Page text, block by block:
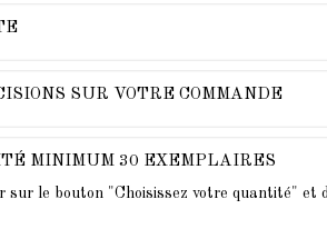
SUR VOTRE COMMANDE
MINIMUM 30 EXEMPLAIRES
sur le bouton "Choisissez votre quantité"